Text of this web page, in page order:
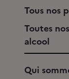
Tous nos
Toutes
alcool
Qui